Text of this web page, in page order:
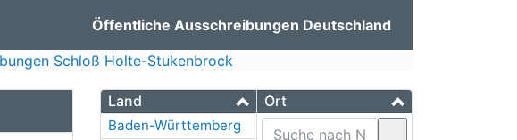
Öffentliche Ausschreibungen Deutschland
Schloß Holte-Stukenbrock
Land
Baden-Württemberg
Ort